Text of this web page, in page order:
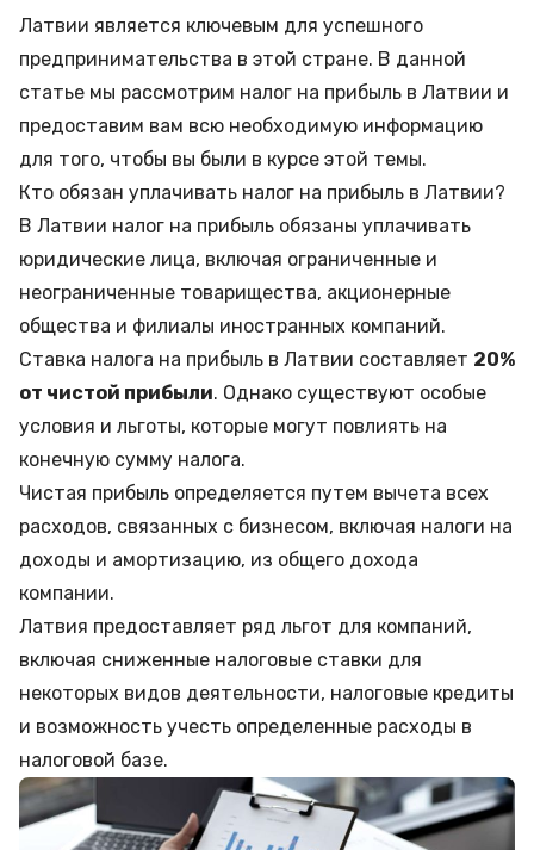
Латвии является ключевым для успешного
предпринимательства в этой стране. В данной
статье мы рассмотрим налог на прибыль в Латвии и
предоставим вам всю необходимую информацию
для того, чтобы вы были в курсе этой темы.
Кто обязан уплачивать налог на прибыль в Латвии?
В Латвии налог на прибыль обязаны уплачивать
юридические лица, включая ограниченные и
неограниченные товарищества, акционерные
общества и филиалы иностранных компаний.
Ставка налога на прибыль в Латвии составляет 20%
от чистой прибыли. Однако существуют особые
условия и льготы, которые могут повлиять на
конечную сумму налога.
Чистая прибыль определяется путем вычета всех
расходов, связанных с бизнесом, включая налоги на
доходы и амортизацию, из общего дохода
компании.
Латвия предоставляет ряд льгот для компаний,
включая сниженные налоговые ставки для
некоторых видов деятельности, налоговые кредиты
и возможность учесть определенные расходы в
налоговой базе.